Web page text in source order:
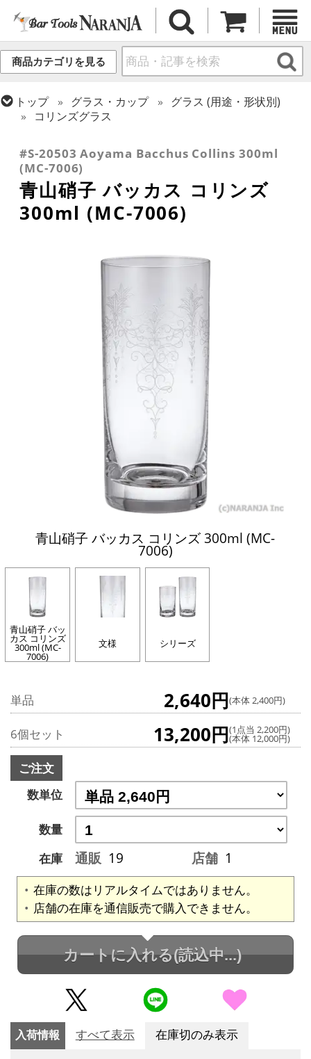
商品カテゴリを見る
トップ グラス・カップ
グラス (用途・形状別)
コリンズグラス
青山硝子
#S-20503 Aoyama Bacchus Collins 300ml
(MC-7006)
青山硝子 バッカス コリンズ
300ml (MC-7006)
青山硝子 バッカス コリンズ 300ml (MC-
7006)
青山硝子 バッ
カス コリンズ
300ml (MC-
7006)
文様 シリーズ
単品 2,640円(本体 2,400円)
6個セット 13,200円(1点当 2,200円)
(本体 12,000円)
ご注文
数単位
数量
在庫
通販 19 店舗 1
在庫の数はリアルタイムではありません。
店舗の在庫を通信販売で購入できません。
カートに入れる(読込中...)
入荷情報 すべて表示 在庫切のみ表示